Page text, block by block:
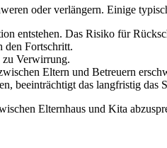
oder verlängern. Einige
entstehen. Das Risiko für
den Fortschritt.
Verwirrung.
Eltern und Betreuern
beeinträchtigt das langfristig das
Elternhaus und Kita